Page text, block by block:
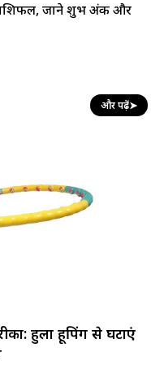
जाने शुभ अंक और
और पढ़ें➤
हुला हूपिंग से घटाएं